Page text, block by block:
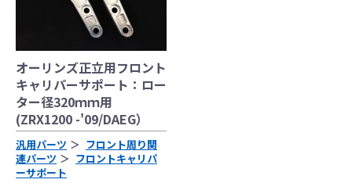
オーリンズ正立用フロント
キャリパーサポート：ロー
ター径320ｍｍ用
(ZRX1200 -'09/DAEG）
汎用パーツ
フロント周り関
連パーツ
フロントキャリパ
ーサポート
ます。
●商品は、予告無く販売終了する場合がありま
すのでご了承願います。